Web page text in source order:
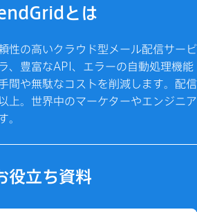
とは
性の高いクラウド型メール配信サービ
、豊富なAPI、エラーの自動処理機能
間や無駄なコストを削減します。配信
上。世界中のマーケターやエンジニア
役立ち資料